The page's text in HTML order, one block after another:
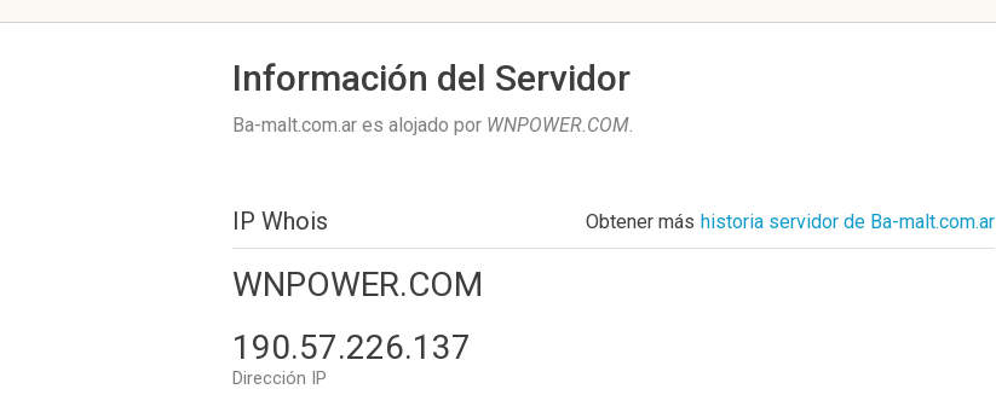
Información del Servidor
Ba-malt.com.ar es alojado por WNPOWER.COM.
IP Whois Obtener más historia servidor de Ba-malt.com.ar
WNPOWER.COM
190.57.226.137
Dirección IP